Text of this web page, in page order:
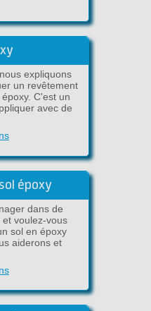
expliquons
un revêtement
C'est un
avec de
époxy
dans de
voulez-vous
sol en époxy
aiderons et